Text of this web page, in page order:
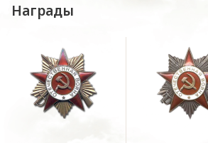
Награды